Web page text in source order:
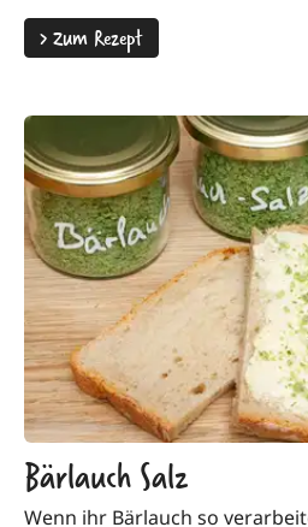
>Zum Rezept
Bärlauch Salz
Wenn ihr Bärlauch so